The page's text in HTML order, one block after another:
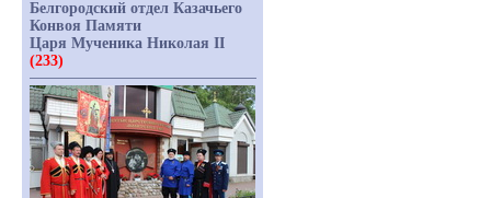
Белгородский отдел Казачьего
Конвоя Памяти
Царя Мученика Николая II
(233)